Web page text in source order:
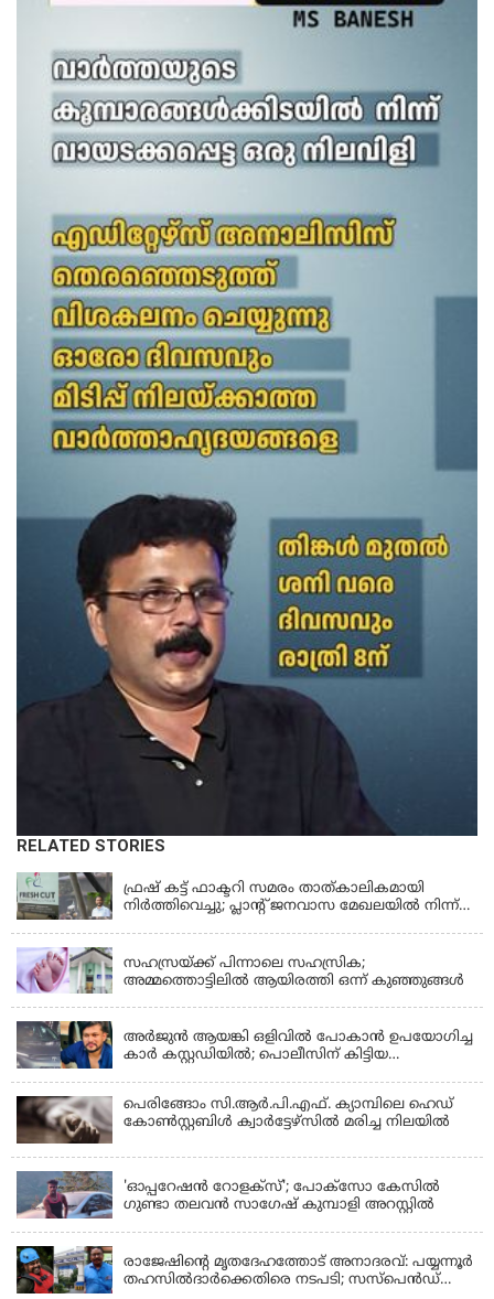
RELATED STORIES
KERALA
ഫ്രഷ് കട്ട് ഫാക്ടറി സമരം താത്കാലികമായി
നിർത്തിവെച്ചു; പ്ലാൻ്റ് ജനവാസ മേഖലയിൽ നിന്ന്
സഹസ്രയ്ക്ക് പിന്നാലെ സഹസ്രിക;
അമ്മത്തൊട്ടിലില്‍ ആയിരത്തി ഒന്ന് കുഞ്ഞുങ്ങള്‍
അർജുൻ ആയങ്കി ഒളിവിൽ പോകാൻ ഉപയോഗിച്ച
കാർ കസ്റ്റഡിയിൽ; പൊലീസിന് കിട്ടിയ
പെരിങ്ങോം സി.ആർ.പി.എഫ്. ക്യാമ്പിലെ ഹെഡ്
കോൺസ്റ്റബിൾ ക്വാർട്ടേഴ്സിൽ മരിച്ച നിലയിൽ
'ഓപ്പറേഷൻ റോളക്സ്'; പോക്സോ കേസിൽ
ഗുണ്ടാ തലവൻ സാഗേഷ് കുമ്പാളി അറസ്റ്റിൽ
രാജേഷിന്റെ മൃതദേഹത്തോട് അനാദരവ്: പയ്യന്നൂർ
തഹസിൽദാർക്കെതിരെ നടപടി; സസ്പെൻഡ്